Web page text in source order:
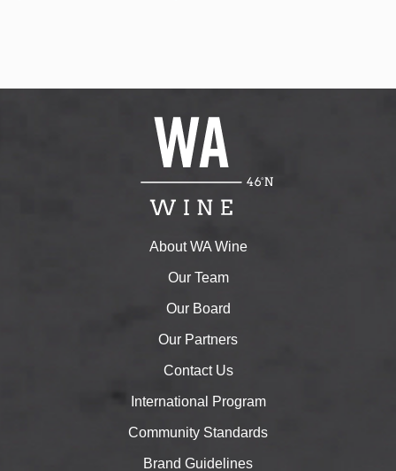
About WA Wine
Our Team
Our Board
Our Partners
Contact Us
International Program
Community Standards
Brand Guidelines